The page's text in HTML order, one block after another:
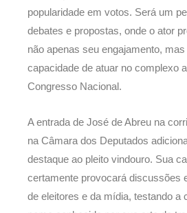
popularidade em votos. Será um
debates e propostas, onde o ator
não apenas seu engajamento,
capacidade de atuar no complexo
Congresso Nacional.
A entrada de José de Abreu na
na Câmara dos Deputados
destaque ao pleito vindouro. Sua
certamente provocará discussões
de eleitores e da mídia, testando a